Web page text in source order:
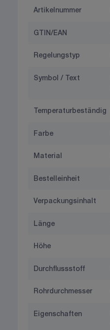
Artikelnummer
GTIN/EAN
Regelungstyp
Symbol / Text
Temperaturbeständig
Farbe
Material
Bestelleinheit
Verpackungsinhalt
Länge
Höhe
Durchflussstoff
Rohrdurchmesser
Eigenschaften